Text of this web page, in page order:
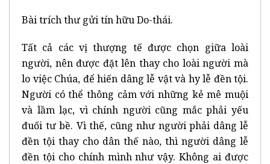
Bài trích thư gửi tín hữu Do-thái.
Tất cả các vị thượng tế được chọn giữa loài
người, nên được đặt lên thay cho loài người mà
lo việc Chúa, để hiến dâng lễ vật và hy lễ đền tội.
Người có thể thông cảm với những kẻ mê muội
và lầm lạc, vì chính người cũng mắc phải yếu
đuối tư bề. Vì thế, cũng như người phải dâng lễ
đền tội thay cho dân thế nào, thì người dâng lễ
đền tội cho chính mình như vậy. Không ai được